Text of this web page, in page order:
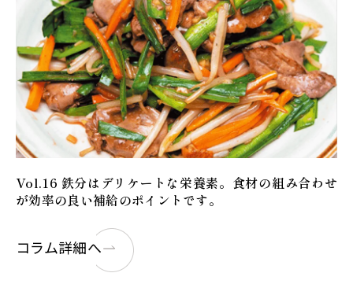
Vol.16 鉄分はデリケートな栄養素。食材の組み合わせ
が効率の良い補給のポイントです。
コラム詳細へ